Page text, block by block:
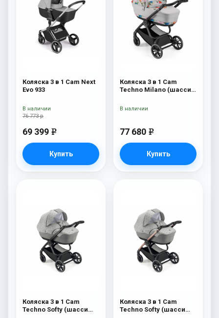
Коляска 3 в 1 Cam Next
Evo 933
76 773 р
69 399 e
Купить
В наличии
Коляска 3 в 1 Cam
Techno Milano (шасси
77 680 e
Купить
В наличии
Коляска 3 в 1 Cam
Techno Softy (шасси
Коляска 3 в 1 Cam
Techno Softy (шасси